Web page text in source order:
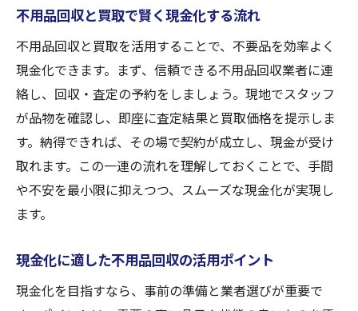
不用品回収と買取で賢く現金化する流れ
不用品回収と買取を活用することで、不要品を効率よく
現金化できます。まず、信頼できる不用品回収業者に連
絡し、回収・査定の予約をしましょう。現地でスタッフ
が品物を確認し、即座に査定結果と買取価格を提示しま
す。納得できれば、その場で契約が成立し、現金が受け
取れます。この一連の流れを理解しておくことで、手間
や不安を最小限に抑えつつ、スムーズな現金化が実現し
ます。
現金化に適した不用品回収の活用ポイント
現金化を目指すなら、事前の準備と業者選びが重要で